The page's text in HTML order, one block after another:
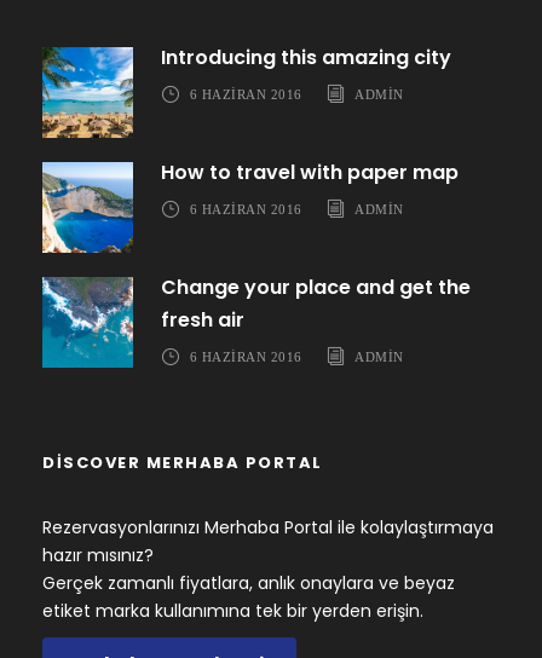
Introducing this amazing city
6 HAZIRAN 2016 ADMIN
How to travel with paper map
6 HAZIRAN 2016 ADMIN
Change your place and get the
fresh air
6 HAZIRAN 2016 ADMIN
DISCOVER MERHABA PORTAL
Rezervasyonlarınızı Merhaba Portal ile kolaylaştırmaya
hazır mısınız?
Gerçek zamanlı fiyatlara, anlık onaylara ve beyaz
etiket marka kullanımına tek bir yerden erişin.